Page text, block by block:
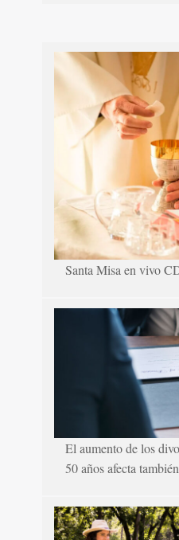
Santa Misa en vivo
El aumento de los
50 años afecta